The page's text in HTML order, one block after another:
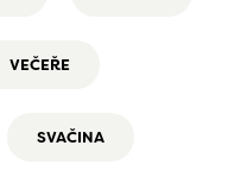
VEČEŘE
SVAČINA